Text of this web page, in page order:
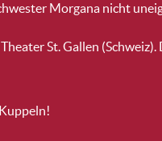
Morgana nicht
St. Gallen